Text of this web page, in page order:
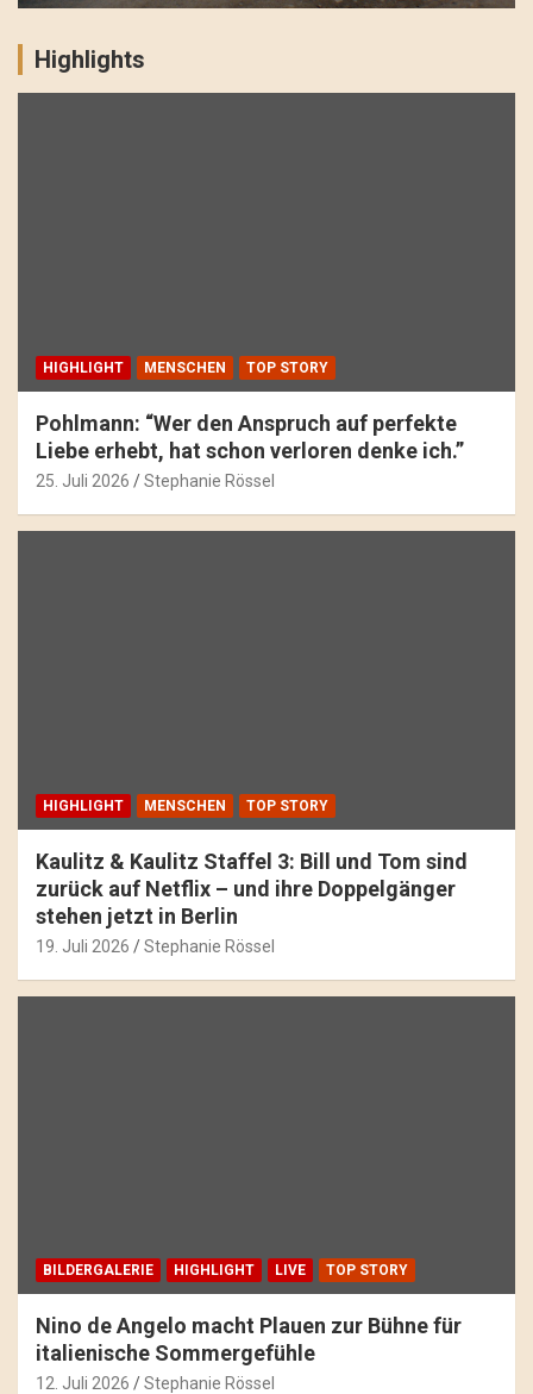
Highlights
HIGHLIGHT MENSCHEN TOP STORY
Pohlmann: “Wer den Anspruch auf perfekte
Liebe erhebt, hat schon verloren denke ich.”
25. Juli 2026 Stephanie Rössel
HIGHLIGHT MENSCHEN TOP STORY
Kaulitz & Kaulitz Staffel 3: Bill und Tom sind
zurück auf Netflix – und ihre Doppelgänger
stehen jetzt in Berlin
19. Juli 2026 Stephanie Rössel
BILDERGALERIE HIGHLIGHT LIVE TOP STORY
Nino de Angelo macht Plauen zur Bühne für
italienische Sommergefühle
12. Juli 2026 Stephanie Rössel